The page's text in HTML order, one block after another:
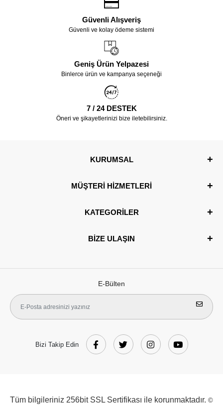
Güvenli Alışveriş
Güvenli ve kolay ödeme sistemi
Geniş Ürün Yelpazesi
Binlerce ürün ve kampanya seçeneği
7 / 24 DESTEK
Öneri ve şikayetlerinizi bize iletebilirsiniz.
KURUMSAL
MÜŞTERİ HİZMETLERİ
KATEGORİLER
BİZE ULAŞIN
E-Bülten
Bizi Takip Edin
Tüm bilgileriniz 256bit SSL Sertifikası ile korunmaktadır. ©